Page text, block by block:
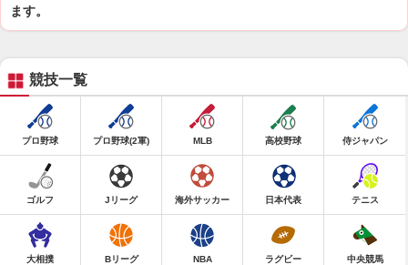
ます。
競技一覧
プロ野球 プロ野球(2軍) MLB 高校野球 侍ジャパン
ゴルフ Jリーグ 海外サッカー 日本代表 テニス
大相撲 Bリーグ NBA ラグビー 中央競馬